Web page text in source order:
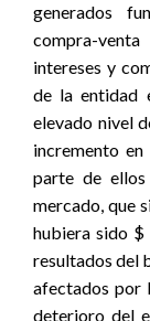
generados
compra-
intereses y
de la entidad
elevado nivel
incremento
parte de
mercado, que
hubiera sido $
resultados del
afectados por
deterioro del